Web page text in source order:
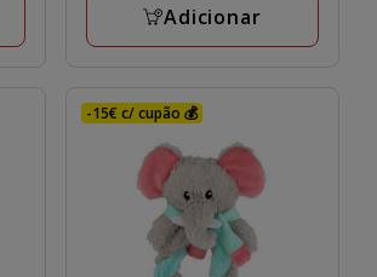
Adicionar
-15€ c/ cupão 💰